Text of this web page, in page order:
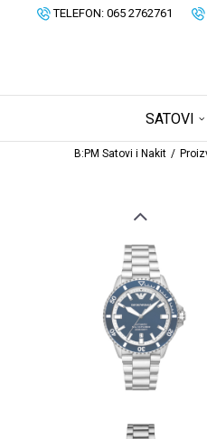
TELEFON: 065 2762761
SATOVI
B:PM Satovi i Nakit